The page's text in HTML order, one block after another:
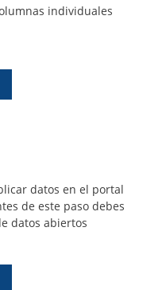
individuales
datos en el portal
de este paso debes
datos abiertos